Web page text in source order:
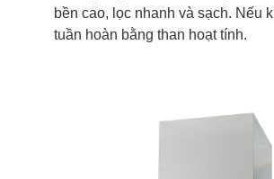
bền cao, lọc nhanh và sạch. Nếu
tuần hoàn bằng than hoạt tính.